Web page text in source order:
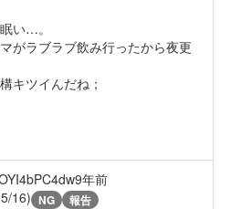
い…。
がラブラブ飲み行ったから夜更
キツイんだね；
9年前
16) NG 報告